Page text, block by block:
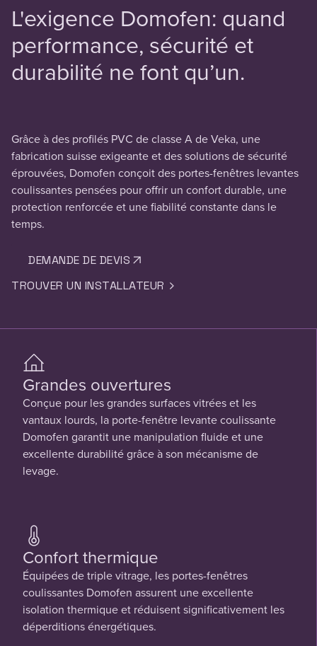
L'exigence Domofen: quand
performance, sécurité et
durabilité ne font qu’un.
Grâce à des profilés PVC de classe A de Veka, une
fabrication suisse exigeante et des solutions de sécurité
éprouvées, Domofen conçoit des portes-fenêtres levantes
coulissantes pensées pour offrir un confort durable, une
protection renforcée et une fiabilité constante dans le
temps.
DEMANDE DE DEVIS
TROUVER UN INSTALLATEUR
Grandes ouvertures
Conçue pour les grandes surfaces vitrées et les
vantaux lourds, la porte-fenêtre levante coulissante
Domofen garantit une manipulation fluide et une
excellente durabilité grâce à son mécanisme de
levage.
Confort thermique
Équipées de triple vitrage, les portes-fenêtres
coulissantes Domofen assurent une excellente
isolation thermique et réduisent significativement les
déperditions énergétiques.